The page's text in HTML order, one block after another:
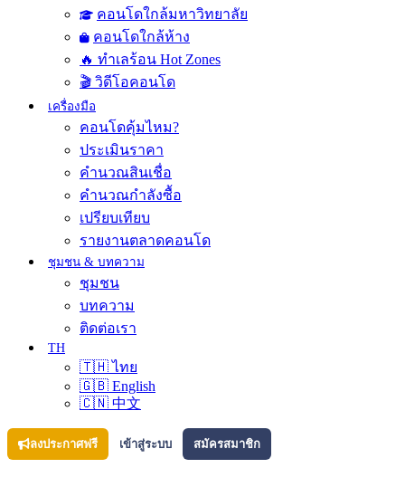
คอนโดใกล้มหาวิทยาลัย
คอนโดใกล้ห้าง
🔥 ทำเลร้อน Hot Zones
🎬 วิดีโอคอนโด
เครื่องมือ
คอนโดคุ้มไหม?
ประเมินราคา
คำนวณสินเชื่อ
คำนวณกำลังซื้อ
เปรียบเทียบ
รายงานตลาดคอนโด
ชุมชน & บทความ
ชุมชน
บทความ
ติดต่อเรา
TH
🇹🇭 ไทย
🇬🇧 English
🇨🇳 中文
ลงประกาศฟรี เข้าสู่ระบบ สมัครสมาชิก